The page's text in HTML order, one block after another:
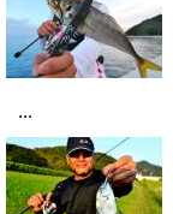
...